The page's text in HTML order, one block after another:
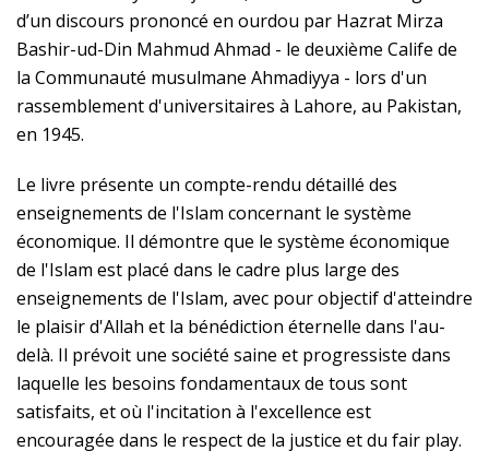
d’un discours prononcé en ourdou par Hazrat Mirza
Bashir-ud-Din Mahmud Ahmad - le deuxième Calife de
la Communauté musulmane Ahmadiyya - lors d'un
rassemblement d'universitaires à Lahore, au Pakistan,
en 1945.
Le livre présente un compte-rendu détaillé des
enseignements de l'Islam concernant le système
économique. Il démontre que le système économique
de l'Islam est placé dans le cadre plus large des
enseignements de l'Islam, avec pour objectif d'atteindre
le plaisir d'Allah et la bénédiction éternelle dans l'au-
delà. Il prévoit une société saine et progressiste dans
laquelle les besoins fondamentaux de tous sont
satisfaits, et où l'incitation à l'excellence est
encouragée dans le respect de la justice et du fair play.